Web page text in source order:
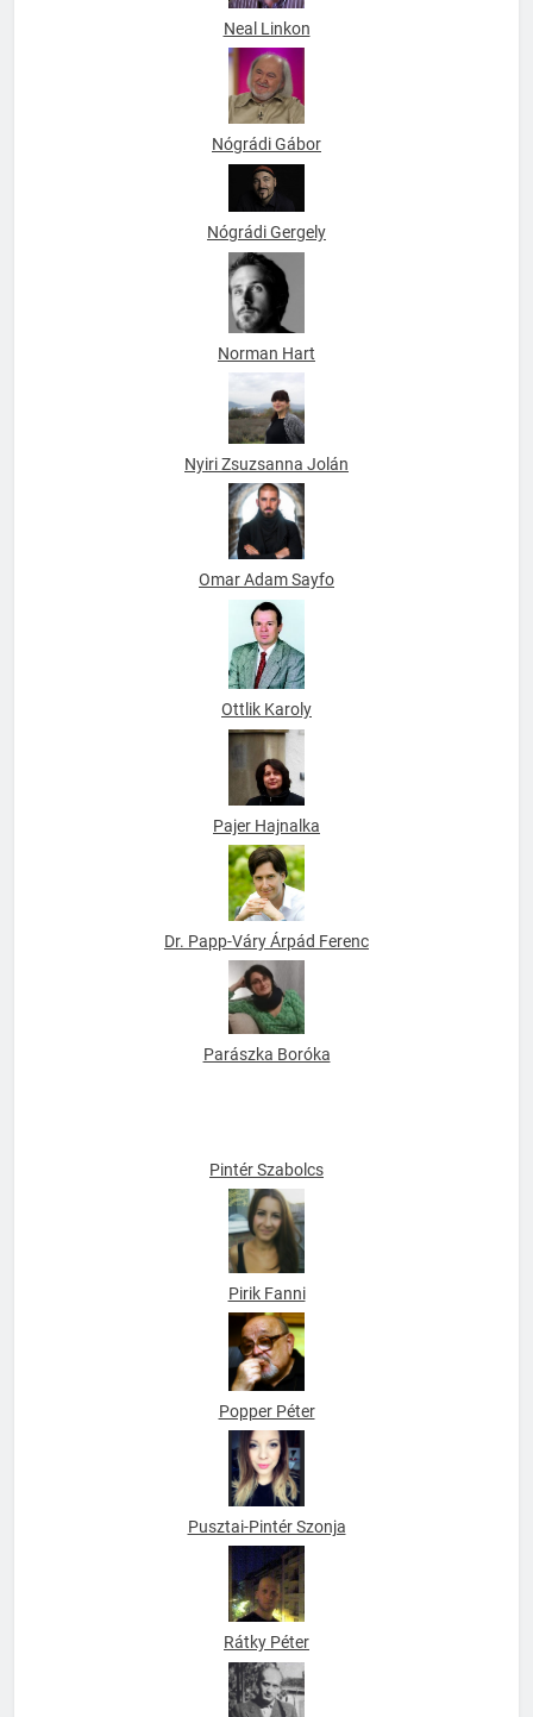
Neal Linkon
Nógrádi Gábor
Nógrádi Gergely
Norman Hart
Nyiri Zsuzsanna Jolán
Omar Adam Sayfo
Ottlik Karoly
Pajer Hajnalka
Dr. Papp-Váry Árpád Ferenc
Pintér Szabolcs
Pirik Fanni
Popper Péter
Pusztai-Pintér Szonja
Rátky Péter